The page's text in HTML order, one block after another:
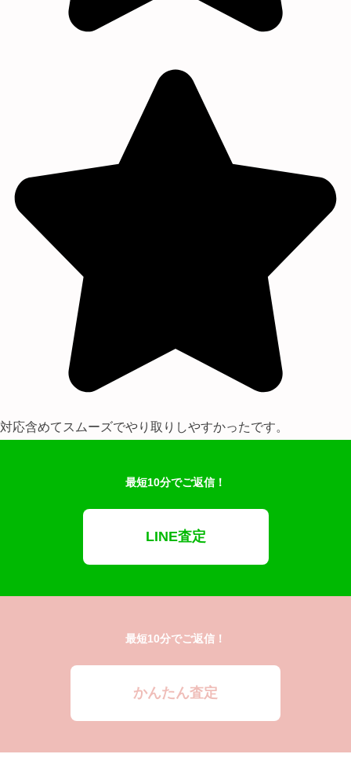
対応含めてスムーズでやり取りしやすかったです。
最短10分でご返信！
LINE査定
最短10分でご返信！
かんたん査定